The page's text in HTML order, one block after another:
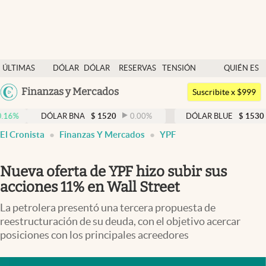
ÚLTIMAS
NOTICIAS
DÓLAR
DÓLAR
RESERVAS
TENSIÓN
GEOPOLÍTICA
QUIÉN ES
QUIÉN
Argentina
Uruguay
Finanzas y Mercados
Dólar
Members
Economía y Política
Finanzas y Mercados
Negocios
Columnistas
Otras secciones
Suscribite x $999
BNA $ 1520 0.00% DÓLAR BLUE $ 1530 -0.65%
El Cronista Finanzas Y Mercados YPF
Nueva oferta de YPF hizo subir sus
acciones 11% en Wall Street
La petrolera presentó una tercera propuesta de
reestructuración de su deuda, con el objetivo acercar
posiciones con los principales acreedores